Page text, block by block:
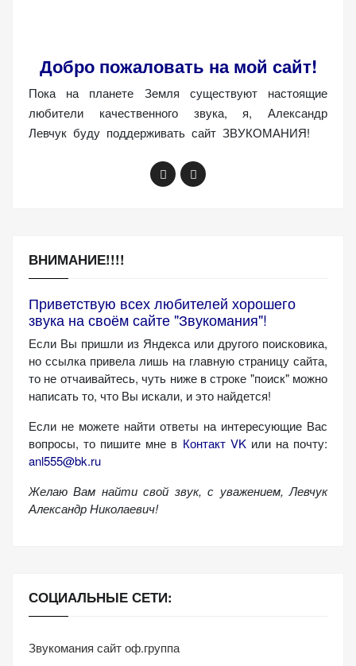
Добро пожаловать на мой сайт!
Пока на планете Земля существуют настоящие
любители качественного звука, я, Александр
Левчук буду поддерживать сайт ЗВУКОМАНИЯ!
ВНИМАНИЕ!!!!
Приветствую всех любителей хорошего
звука на своём сайте "Звукомания"!
Если Вы пришли из Яндекса или другого поисковика,
но ссылка привела лишь на главную страницу сайта,
то не отчаивайтесь, чуть ниже в строке "поиск" можно
написать то, что Вы искали, и это найдется!
Если не можете найти ответы на интересующие Вас
вопросы, то пишите мне в Контакт VKили на почту:
anl555@bk.ru
Желаю Вам найти свой звук, с уважением, Левчук
Александр Николаевич!
СОЦИАЛЬНЫЕ СЕТИ:
Звукомания сайт оф.группа